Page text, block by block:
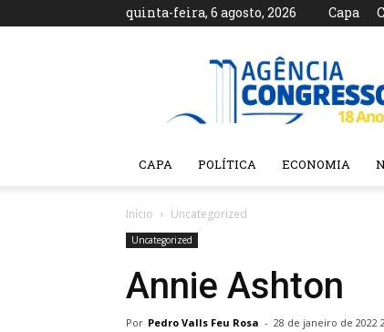
quinta-feira, 6 agosto, 2026 Capa
Agência
CAPA POLÍTICA ECONOMIA
Início Uncategorized
Uncategorized
Annie Ashton
Por Pedro Valls Feu Rosa - 28 de janeiro de 2022